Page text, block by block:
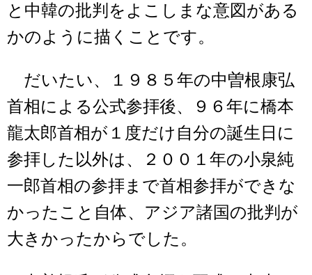
と中韓の批判をよこしまな意図がある
かのように描くことです。
だいたい、１９８５年の中曽根康弘
首相による公式参拝後、９６年に橋本
龍太郎首相が１度だけ自分の誕生日に
参拝した以外は、２００１年の小泉純
一郎首相の参拝まで首相参拝ができな
かったこと自体、アジア諸国の批判が
大きかったからでした。